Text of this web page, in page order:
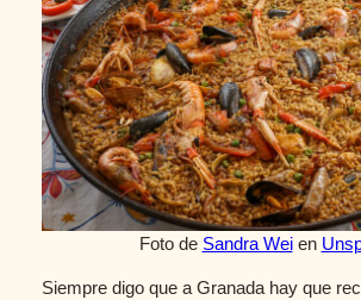
Foto de Sandra Weien
Siempre digo que a Granada hay que